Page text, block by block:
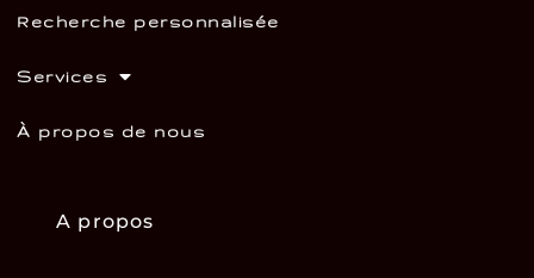
Recherche personnalisée
Services
À propos de nous
A propos